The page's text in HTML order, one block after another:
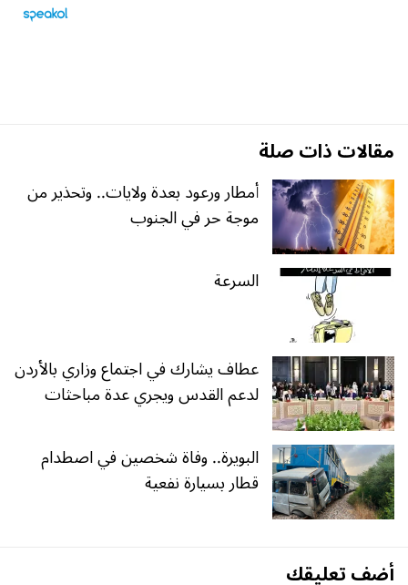
مقالات ذات صلة
أمطار ورعود بعدة ولايات.. وتحذير من
موجة حر في الجنوب
السرعة
عطاف يشارك في اجتماع وزاري بالأردن
لدعم القدس ويجري عدة مباحثات
البويرة.. وفاة شخصين في اصطدام
قطار بسيارة نفعية
أضف تعليقك